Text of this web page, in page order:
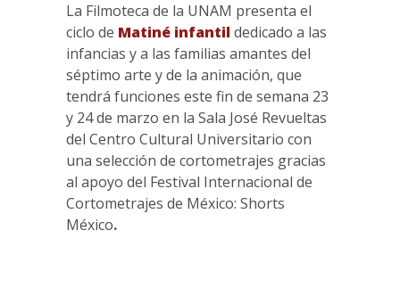
La Filmoteca de la UNAM presenta el
ciclo de Matiné infantildedicado a las
infancias y a las familias amantes del
séptimo arte y de la animación, que
tendrá funciones este fin de semana 23
y 24 de marzo en la Sala José Revueltas
del Centro Cultural Universitario con
una selección de cortometrajes gracias
al apoyo del Festival Internacional de
Cortometrajes de México: Shorts
México.